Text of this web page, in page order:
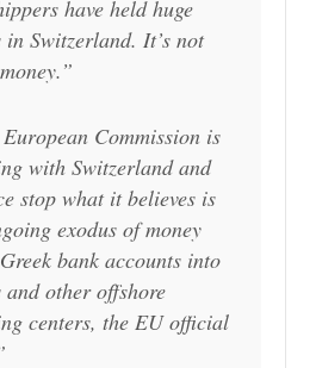
have held huge
in Switzerland. It’s not
European Commission is
with Switzerland and
stop what it believes is
exodus of money
bank accounts into
and other offshore
centers, the EU official